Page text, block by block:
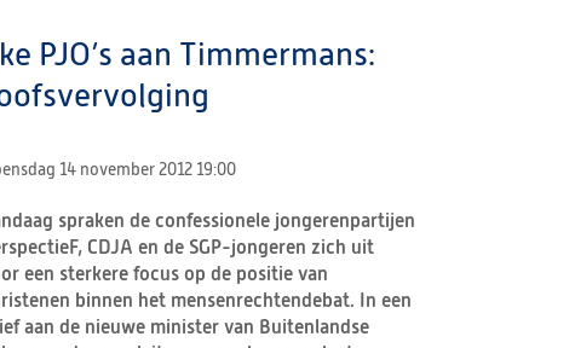
PJO’s aan Timmermans:
14 november 2012 19:00
spraken de confessionele jongerenpartijen
CDJA en de SGP-jongeren zich uit
een sterkere focus op de positie van
binnen het mensenrechtendebat. In een
aan de nieuwe minister van Buitenlandse